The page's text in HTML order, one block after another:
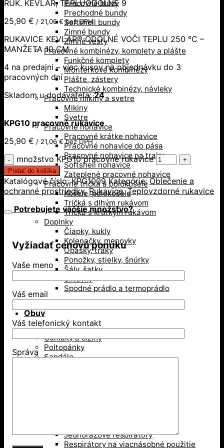
Pracovné blúzy
Prechodné bundy
Softshell bundy
Zimné bundy
Zimné vesty
Pracovné kombinézy, komplety a plášte
Funkčné komplety
Monterkové kombinézy
Plášte, zástery
Technické kombinézy, návleky
Pracovné mikiny a svetre
Mikiny
Svetre
Pracovné nohavice
Pracovné krátke nohavice
Pracovné nohavice do pása
Pracovné nohavice na traky
Softshell nohavice
Zateplené pracovné nohavice
Pracovné tričká a polokošele
Košele, polokošele
Tričká s dlhým rukávom
Tričká s krátkym rukávom
Doplnky
Čiapky, kukly
Kolenačky, menovky
Opasky, traky
Ponožky, stielky, šnúrky
Šály, šatky
Šiltovky
Spodné prádlo a termoprádlo
Obuv
Gumáky a čižmy
Poltopánky
Sandále
Jednorázové respirátory
Respirátory na viacnásobné použitie
RUK. KEVLAR, TEPLUODOLNÉ 9
25,90 € / 21,06€bez DPH
RUKAVICE KEVLAR® ODOLNÉ VOČI TEPLU 250 °C –
MANŽETA 10 CM
4 na predajni – viac kusov na objednávku do 3
pracovných dní
Skladom u dodávateľa: 24
KPG10 pracovné rukavice
25,90 € / 21,06 €bez DPH
množstvo KPG10 pracovné rukavice
Pridať do košíka
Katalógové číslo:KPG1009 Kategórie:Oblečenie a
ochranné prostriedky,Rukavice,Teplovzdorné rukavice
Potrebujete väčšie množstvo?
Vyžiadať cenovú ponuku
Vaše meno
Váš email
Váš telefonický kontakt
Správa